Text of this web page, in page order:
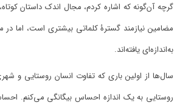
گرچه آن‌گونه که اشاره کردم، مجال اندک داستان
مضامین نیازمند گسترۀ کلماتی بیشتری است، اما
به‌اندازه‌ای یافته‌اند.
سال‌ها از اولین باری که تفاوت انسان روستایی و
روستایی به یک اندازه احساس بیگانگی می‌کنم.